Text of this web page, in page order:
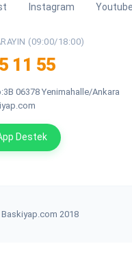
Instagram
(09:00/18:00)
11 55
06378 Yenimahalle/Ankara
Destek
Baskiyap.com 2018